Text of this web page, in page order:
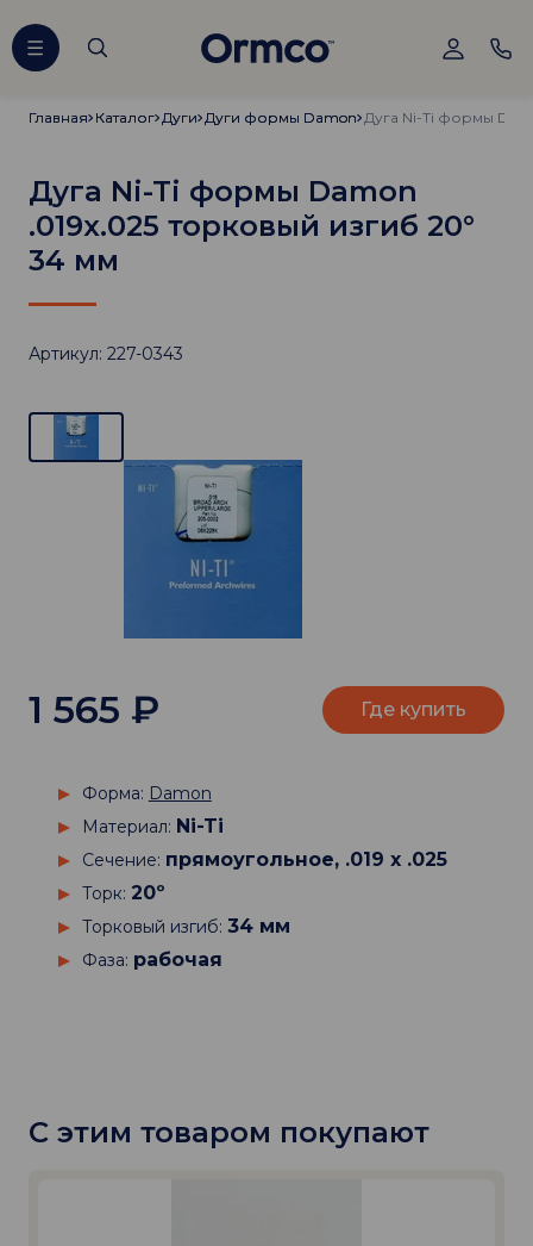
Главная
Главная Каталог
Каталог Дуги
Дуги Дуги формы Damon
Дуги формы Damon
Дуга Ni-Ti формы Damon
.019х.025 торковый изгиб 20°
34 мм
Артикул: 227-0343
Форма: Damon
Материал: Ni-Ti
Сечение: прямоугольное, .019 х .025
Торк: 20º
Торковый изгиб: 34 мм
Фаза: рабочая
1 565 ₽ Где купить
С этим товаром покупают